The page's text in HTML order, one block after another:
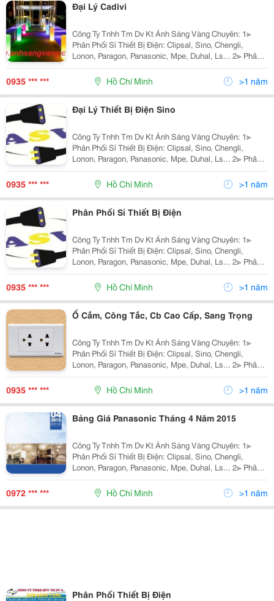
Đại Lý Cadivi
Công Ty Tnhh Tm Dv Kt Ánh Sáng Vàng Chuyên: 1≫
Phân Phối Sỉ Thiết Bị Điện: Clipsal, Sino, Chengli,
Lonon, Paragon, Panasonic, Mpe, Duhal, Ls... 2≫ Phân
Phối Đèn Chiếu Sáng Nội Ngoại Thất: Nét Việt, Euro,
Sano, Quốc Ngọc, 168 Lighting, Kim Lo
0935 *** *** Hồ Chí Minh >1 năm
Đại Lý Thiết Bị Điện Sino
Công Ty Tnhh Tm Dv Kt Ánh Sáng Vàng Chuyên: 1≫
Phân Phối Sỉ Thiết Bị Điện: Clipsal, Sino, Chengli,
Lonon, Paragon, Panasonic, Mpe, Duhal, Ls... 2≫ Phân
Phối Đèn Chiếu Sáng Nội Ngoại Thất: Nét Việt, Euro,
Sano, Quốc Ngọc, 168 Lighting, Kim Lo
0935 *** *** Hồ Chí Minh >1 năm
Phân Phối Sỉ Thiết Bị Điện
Công Ty Tnhh Tm Dv Kt Ánh Sáng Vàng Chuyên: 1≫
Phân Phối Sỉ Thiết Bị Điện: Clipsal, Sino, Chengli,
Lonon, Paragon, Panasonic, Mpe, Duhal, Ls... 2≫ Phân
Phối Đèn Chiếu Sáng Nội Ngoại Thất: Nét Việt, Euro,
Sano, Quốc Ngọc, 168 Lighting, Kim Lo
0935 *** *** Hồ Chí Minh >1 năm
Ổ Cắm, Công Tắc, Cb Cao Cấp, Sang Trọng
Công Ty Tnhh Tm Dv Kt Ánh Sáng Vàng Chuyên: 1≫
Phân Phối Sỉ Thiết Bị Điện: Clipsal, Sino, Chengli,
Lonon, Paragon, Panasonic, Mpe, Duhal, Ls... 2≫ Phân
Phối Đèn Chiếu Sáng Nội Ngoại Thất: Nét Việt, Euro,
Sano, Quốc Ngọc, 168 Lighting, Kim Lo
0935 *** *** Hồ Chí Minh >1 năm
Bảng Giá Panasonic Tháng 4 Năm 2015
Công Ty Tnhh Tm Dv Kt Ánh Sáng Vàng Chuyên: 1≫
Phân Phối Sỉ Thiết Bị Điện: Clipsal, Sino, Chengli,
Lonon, Paragon, Panasonic, Mpe, Duhal, Ls... 2≫ Phân
Phối Đèn Chiếu Sáng Nội Ngoại Thất: Nét Việt, Euro,
Sano, Quốc Ngọc, 168 Lighting, Kim Lo
0972 *** *** Hồ Chí Minh >1 năm
Phân Phối Thiết Bị Điện